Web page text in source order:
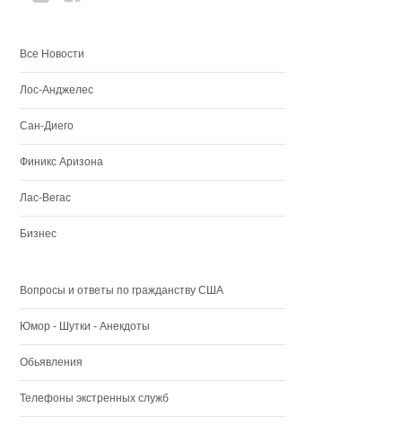
Все Новости
Лос-Анджелес
Сан-Диего
Финикс Аризона
Лас-Вегас
Бизнес
Вопросы и ответы по гражданству США
Юмор - Шутки - Анекдоты
Обьявления
Телефоны экстренных служб